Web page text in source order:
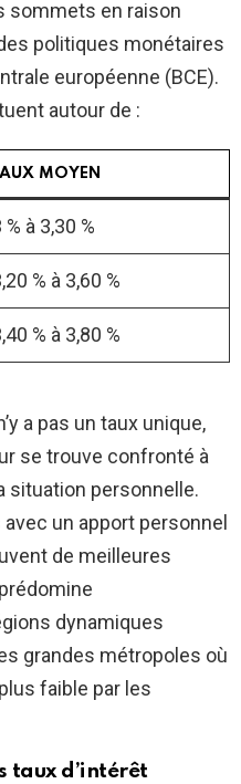
sommets en raison
politiques monétaires
européenne (BCE).
autour de :
MOYEN
% à 3,30 %
% à 3,60 %
% à 3,80 %
a pas un taux unique,
se trouve confronté à
situation personnelle.
un apport personnel
de meilleures
dynamiques
grandes métropoles où
faible par les
taux d’intérêt